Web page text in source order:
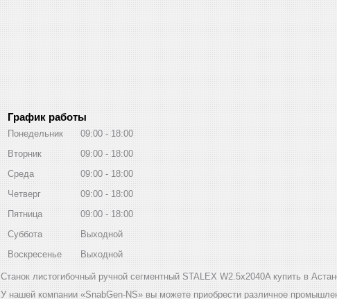
График работы
Понедельник 09:00
18:00
Вторник
09:00
18:00
Среда
09:00
18:00
Четверг
09:00
18:00
Пятница
09:00
18:00
Суббота
Выходной
Воскресенье
Выходной
Станок листогибочный ручной сегментный STALEX W2.5x2040A купить в
У нашей компании «SnabGen-NS» вы можете приобрести различное